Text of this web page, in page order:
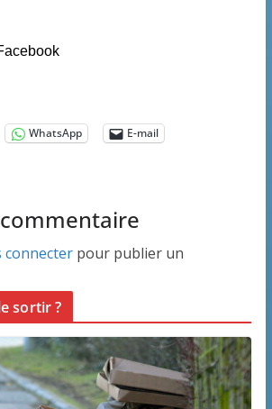
WhatsApp
E-mail
connecterpour publier un
sortir ?